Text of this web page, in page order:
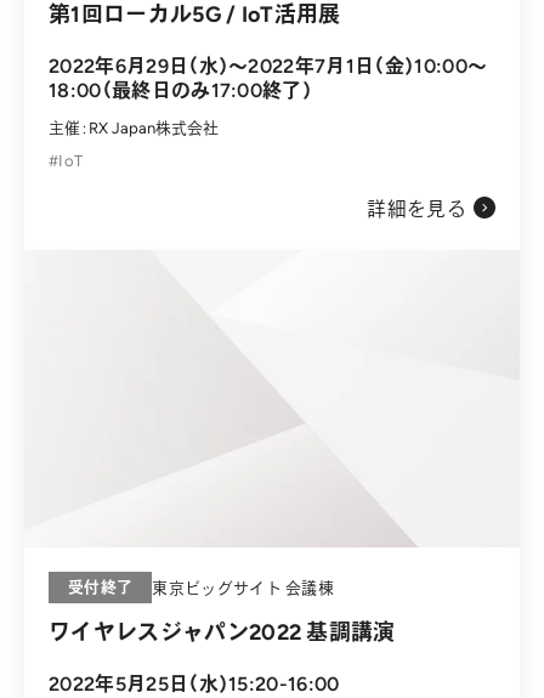
第1回ローカル5G / IoT活用展
2022年6月29日（水）～2022年7月1日（金）10:00～
18:00（最終日のみ17:00終了）
主催：RX Japan株式会社
IoT
詳細を見る
受付終了 東京ビッグサイト 会議棟
ワイヤレスジャパン2022 基調講演
2022年5月25日（水）15:20-16:00